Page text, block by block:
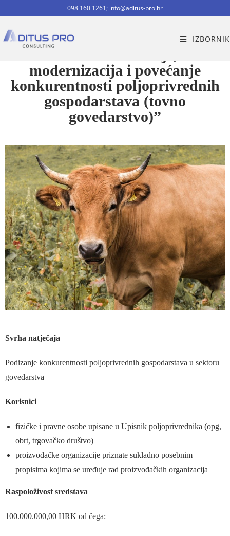
098 160 1261; info@aditus-pro.hr
IZBORNIK
Natječaj za tip operacije 4.1.1.
modernizacija i povećanje
konkurentnosti poljoprivrednih
gospodarstava (tovno
govedarstvo)”
Svrha natječaja
Podizanje konkurentnosti poljoprivrednih gospodarstava u sektoru
govedarstva
Korisnici
fizičke i pravne osobe upisane u Upisnik poljoprivrednika (opg,
obrt, trgovačko društvo)
proizvođačke organizacije priznate sukladno posebnim
propisima kojima se uređuje rad proizvođačkih organizacija
Raspoloživost sredstava
100.000.000,00 HRK od čega: